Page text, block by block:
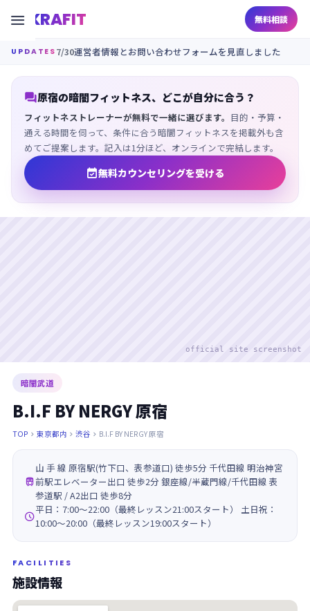
KRAFIT 無料相談

UPDATES 7/30運営者情報とお問い合わせフォームを見直しました
原宿の暗闇フィットネス、どこが自分に合う？
フィットネストレーナーが無料で一緒に選びます。 目的・予算・
通える時間を伺って、条件に合う暗闇フィットネスを掲載外も含
めてご提案します。記入は1分ほど、オンラインで完結します。
無料カウンセリングを受ける
official site screenshot
暗闇武道
B.I.F BY NERGY 原宿
TOP  東京都内  渋谷  B.I.F BY NERGY 原宿

山 手 線 原宿駅(竹下口、表参道口) 徒歩5分 千代田線 明治神宮
前駅エレベーター出口 徒歩2分 銀座線/半蔵門線/千代田線 表
参道駅 / A2出口 徒歩8分

平日：7:00～22:00（最終レッスン21:00スタート） 土日祝：
10:00～20:00（最終レッスン19:00スタート）
FACILITIES
施設情報